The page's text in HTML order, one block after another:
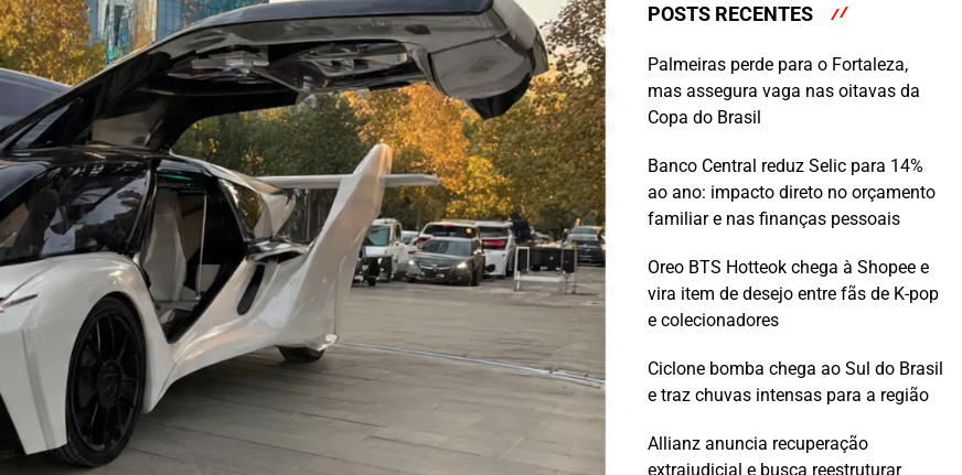
POSTS RECENTES
Palmeiras perde para o Fortaleza,
mas assegura vaga nas oitavas da
Copa do Brasil
Banco Central reduz Selic para 14%
ao ano: impacto direto no orçamento
familiar e nas finanças pessoais
Oreo BTS Hotteok chega à Shopee e
vira item de desejo entre fãs de K-pop
e colecionadores
Ciclone bomba chega ao Sul do Brasil
e traz chuvas intensas para a região
Allianz anuncia recuperação
extrajudicial e busca reestruturar